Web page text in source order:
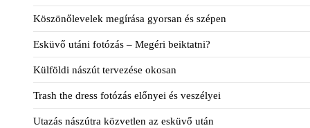
Köszönőlevelek megírása gyorsan és szépen
Esküvő utáni fotózás – Megéri beiktatni?
Külföldi nászút tervezése okosan
Trash the dress fotózás előnyei és veszélyei
Utazás nászútra közvetlen az esküvő után